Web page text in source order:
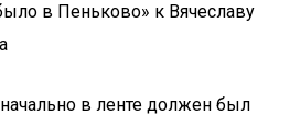
в Пеньково» к Вячеславу
в ленте должен был